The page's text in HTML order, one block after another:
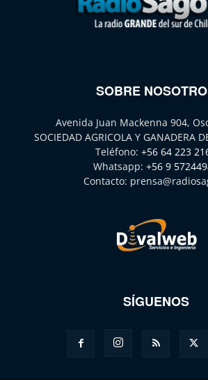
SOBRE
Avenida Juan Mackenna 904,
SOCIEDAD AGRICOLA Y GANADERA
Teléfono: +56 64 223
Whatsapp: +56 9
Contacto:
SÍGUENOS